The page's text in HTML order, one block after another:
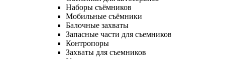
Наборы съёмников
Мобильные съёмники
Балочные захваты
Запасные части для съемников
Контропоры
Захваты для съемников